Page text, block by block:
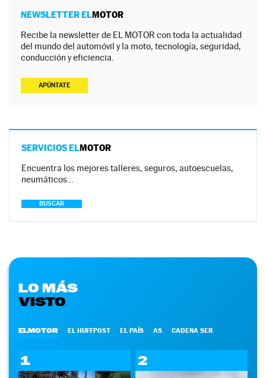
NEWSLETTER ELMOTOR
Recibe la newsletter de EL MOTOR con toda la actualidad
del mundo del automóvil y la moto, tecnología, seguridad,
conducción y eficiencia.
APÚNTATE
SERVICIOS ELMOTOR
Encuentra los mejores talleres, seguros, autoescuelas,
neumáticos…
BUSCAR
LO MÁS
VISTO
ELMOTOR EL HUFFPOST EL PAÍS AS CADENA SER
1 2